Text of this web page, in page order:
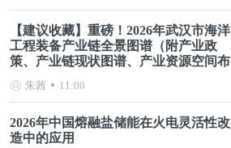
【建议收藏】重磅！2026年武汉市海洋
工程装备产业链全景图谱（附产业政
策、产业链现状图谱、产业资源空间布
朱茜 11:00
2026年中国熔融盐储能在火电灵活性改
造中的应用